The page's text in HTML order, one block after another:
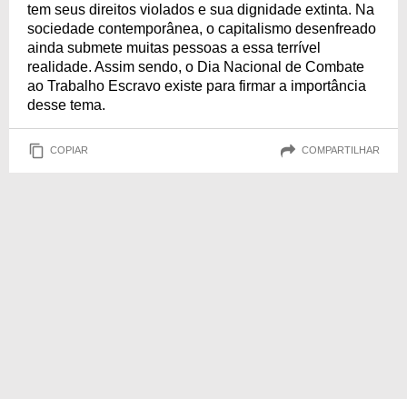
tem seus direitos violados e sua dignidade extinta. Na
sociedade contemporânea, o capitalismo desenfreado
ainda submete muitas pessoas a essa terrível
realidade. Assim sendo, o Dia Nacional de Combate
ao Trabalho Escravo existe para firmar a importância
desse tema.
COPIAR COMPARTILHAR